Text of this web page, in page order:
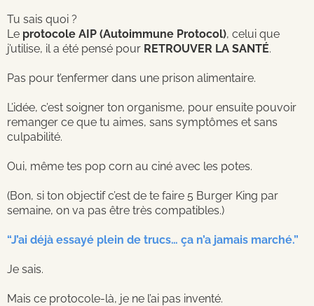
Tu sais quoi ?
Le protocole AIP (Autoimmune Protocol), celui que
j’utilise, il a été pensé pour RETROUVER LA SANTÉ.
Pas pour t’enfermer dans une prison alimentaire.
L’idée, c’est soigner ton organisme, pour ensuite pouvoir
remanger ce que tu aimes, sans symptômes et sans
culpabilité.
Oui, même tes pop corn au ciné avec les potes.
(Bon, si ton objectif c’est de te faire 5 Burger King par
semaine, on va pas être très compatibles.)
“J’ai déjà essayé plein de trucs… ça n’a jamais marché.”
Je sais.
Mais ce protocole-là, je ne l’ai pas inventé.